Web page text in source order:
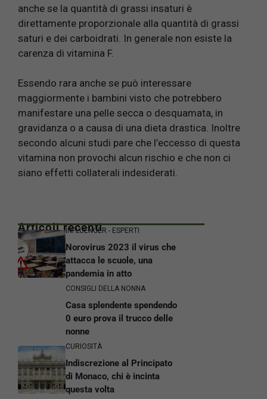
anche se la quantità di grassi insaturi è
direttamente proporzionale alla quantità di grassi
saturi e dei carboidrati. In generale non esiste la
carenza di vitamina F.
Essendo rara anche se può interessare
maggiormente i bambini visto che potrebbero
manifestare una pelle secca o desquamata, in
gravidanza o a causa di una dieta drastica. Inoltre
secondo alcuni studi pare che l’eccesso di questa
vitamina non provochi alcun rischio e che non ci
siano effetti collaterali indesiderati.
Articoli recentiINFLUENCER - ESPERTI
Norovirus 2023 il virus che
attacca le scuole, una
pandemia in atto
CONSIGLI DELLA NONNA
Casa splendente spendendo
0 euro prova il trucco delle
nonne
CURIOSITÀ
Indiscrezione al Principato
di Monaco, chi è incinta
questa volta